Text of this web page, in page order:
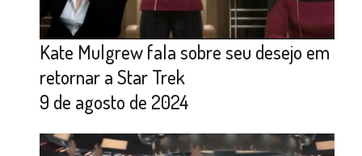
Kate Mulgrew fala sobre seu desejo em
retornar a Star Trek
9 de agosto de 2024